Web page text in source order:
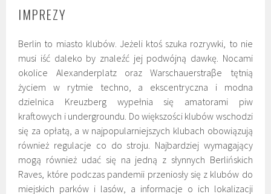
IMPREZY
Berlin to miasto klubów. Jeżeli ktoś szuka rozrywki, to nie
musi iść daleko by znaleźć jej podwójną dawkę. Nocami
okolice Alexanderplatz oraz Warschauerstraβe tętnią
życiem w rytmie techno, a ekscentryczna i modna
dzielnica Kreuzberg wypełnia się amatorami piw
kraftowych i undergroundu. Do większości klubów wschodzi
się za opłatą, a w najpopularniejszych klubach obowiązują
również regulacje co do stroju. Najbardziej wymagający
mogą również udać się na jedną z słynnych Berlińskich
Raves, które podczas pandemii przeniosły się z klubów do
miejskich parków i lasów, a informacje o ich lokalizacji